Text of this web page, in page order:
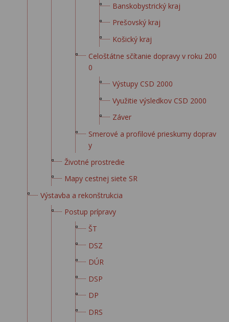
Banskobystrický kraj
Prešovský kraj
Košický kraj
Celoštátne sčítanie dopravy v roku 200
0
Výstupy CSD 2000
Využitie výsledkov CSD 2000
Záver
Smerové a profilové prieskumy doprav
y
Životné prostredie
Mapy cestnej siete SR
Výstavba a rekonštrukcia
Postup prípravy
ŠT
DSZ
DÚR
DSP
DP
DRS